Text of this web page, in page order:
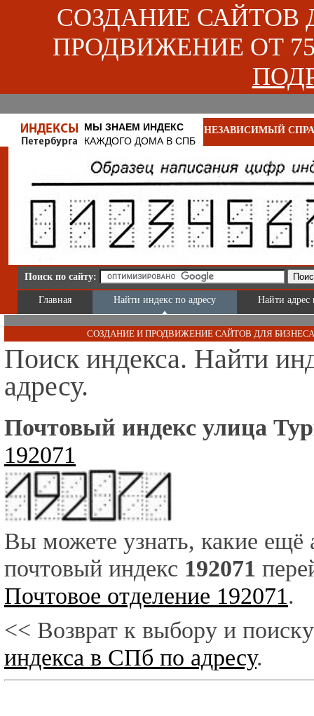
СОЗДАНИЕ САЙТОВ
ПРОДВИЖЕНИЕ ОТ
МЫ ЗНАЕМ ИНДЕКС
КАЖДОГО ДОМА В СПБ
НЕЗАВИСИМЫЙ
Поиск по сайту:
Главная Найти индекс по адресу Найти адрес
СОЗДАНИЕ И ПРОДВИЖЕНИЕ САЙТОВ ДЛЯ
Поиск индекса. Найти
адресу.
Почтовый индекс улица
192071
Вы можете узнать, какие ещё
почтовый индекс 192071
Почтовое отделение 192071.
<< Возврат к выбору и
индекса в СПб по адресу.